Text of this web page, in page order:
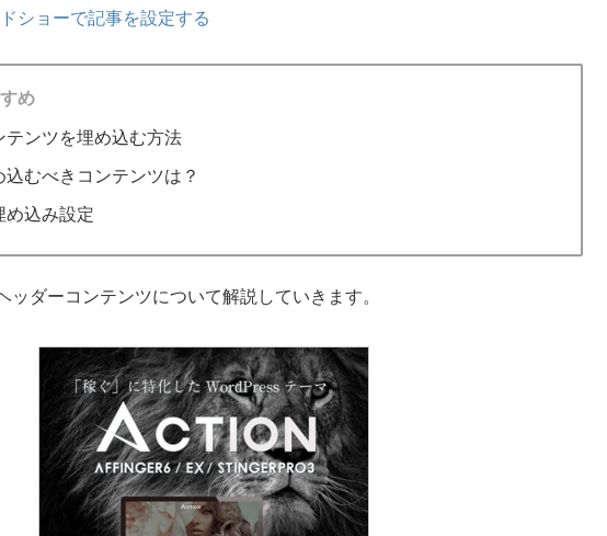
ショーで記事を設定する
め
ンツを埋め込む方法
むべきコンテンツは？
め込み設定
ダーコンテンツについて解説していきます。